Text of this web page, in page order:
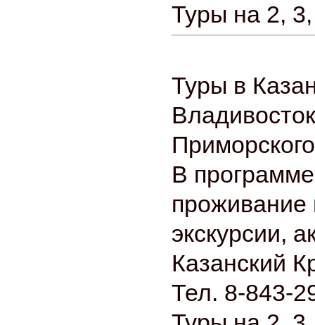
Туры на 2,
Туры в
В
проживание
экскурсии,
Казанский
Тел. 8-843-